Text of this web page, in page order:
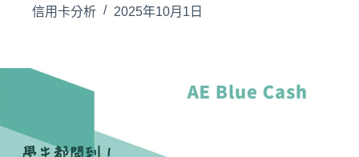
信用卡分析 2025年10月1日